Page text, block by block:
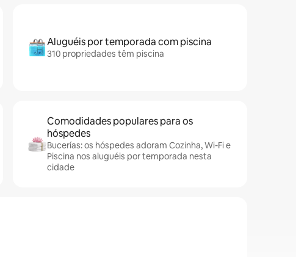
Aluguéis por temporada com piscina
310 propriedades têm piscina
Comodidades populares para os
hóspedes
Bucerías: os hóspedes adoram Cozinha, Wi-Fi e
Piscina nos aluguéis por temporada nesta
cidade